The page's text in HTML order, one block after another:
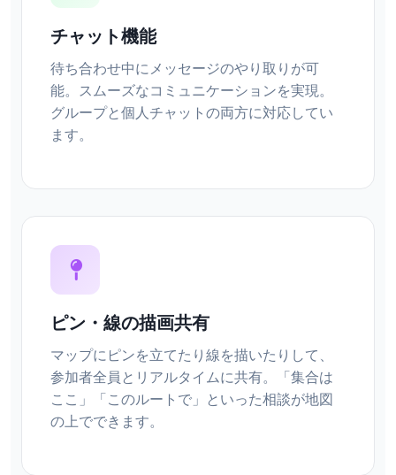
チャット機能
待ち合わせ中にメッセージのやり取りが可
能。スムーズなコミュニケーションを実現。
グループと個人チャットの両方に対応してい
ます。
ピン・線の描画共有
マップにピンを立てたり線を描いたりして、
参加者全員とリアルタイムに共有。「集合は
ここ」「このルートで」といった相談が地図
の上でできます。